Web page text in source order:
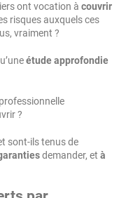
ont vocation à couvrir
risques auxquels ces
vraiment ?
étude approfondie
?
sont-ils tenus de
demander, et à